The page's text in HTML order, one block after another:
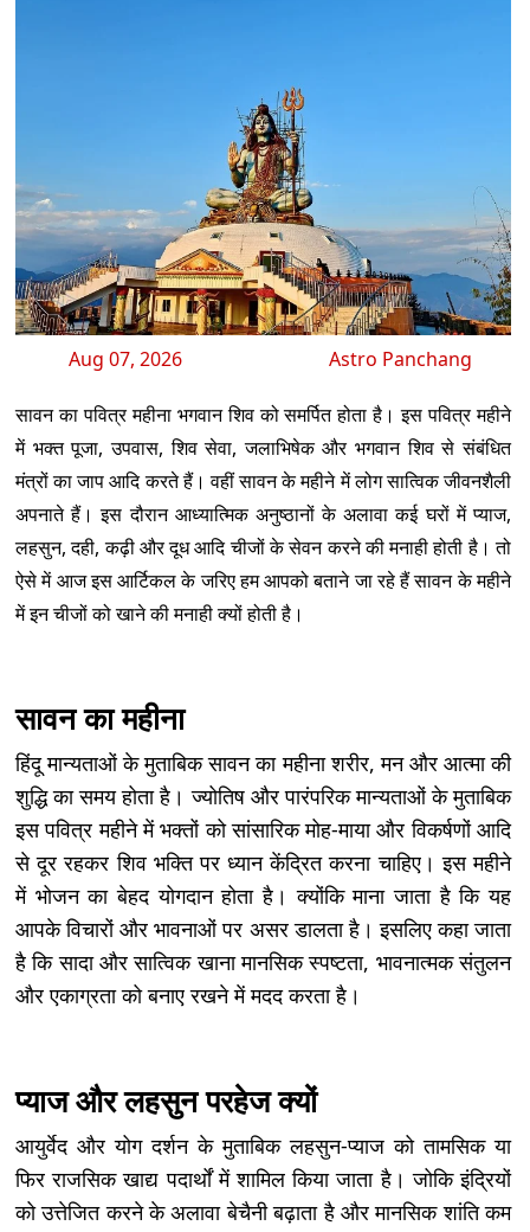
Aug 07, 2026 Astro Panchang
सावन का पवित्र महीना भगवान शिव को समर्पित होता है। इस पवित्र महीने
में भक्त पूजा, उपवास, शिव सेवा, जलाभिषेक और भगवान शिव से संबंधित
मंत्रों का जाप आदि करते हैं। वहीं सावन के महीने में लोग सात्विक जीवनशैली
अपनाते हैं। इस दौरान आध्यात्मिक अनुष्ठानों के अलावा कई घरों में प्याज,
लहसुन, दही, कढ़ी और दूध आदि चीजों के सेवन करने की मनाही होती है। तो
ऐसे में आज इस आर्टिकल के जरिए हम आपको बताने जा रहे हैं सावन के महीने
में इन चीजों को खाने की मनाही क्यों होती है।
सावन का महीना
हिंदू मान्यताओं के मुताबिक सावन का महीना शरीर, मन और आत्मा की
शुद्धि का समय होता है। ज्योतिष और पारंपरिक मान्यताओं के मुताबिक
इस पवित्र महीने में भक्तों को सांसारिक मोह-माया और विकर्षणों आदि
से दूर रहकर शिव भक्ति पर ध्यान केंद्रित करना चाहिए। इस महीने
में भोजन का बेहद योगदान होता है। क्योंकि माना जाता है कि यह
आपके विचारों और भावनाओं पर असर डालता है। इसलिए कहा जाता
है कि सादा और सात्विक खाना मानसिक स्पष्टता, भावनात्मक संतुलन
और एकाग्रता को बनाए रखने में मदद करता है।
प्याज और लहसुन परहेज क्यों
आयुर्वेद और योग दर्शन के मुताबिक लहसुन-प्याज को तामसिक या
फिर राजसिक खाद्य पदार्थों में शामिल किया जाता है। जोकि इंद्रियों
को उत्तेजित करने के अलावा बेचैनी बढ़ाता है और मानसिक शांति कम